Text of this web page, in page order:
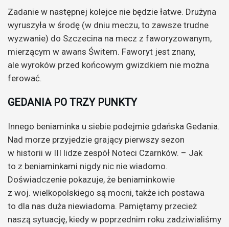
Zadanie w następnej kolejce nie będzie łatwe. Drużyna
wyruszyła w środę (w dniu meczu, to zawsze trudne
wyzwanie) do Szczecina na mecz z faworyzowanym,
mierzącym w awans Świtem. Faworyt jest znany,
ale wyroków przed końcowym gwizdkiem nie można
ferować.
GEDANIA PO TRZY PUNKTY
Innego beniaminka u siebie podejmie gdańska Gedania.
Nad morze przyjedzie grający pierwszy sezon
w historii w III lidze zespół Noteci Czarnków. – Jak
to z beniaminkami nigdy nic nie wiadomo.
Doświadczenie pokazuje, że beniaminkowie
z woj. wielkopolskiego są mocni, także ich postawa
to dla nas duża niewiadoma. Pamiętamy przecież
naszą sytuację, kiedy w poprzednim roku zadziwialiśmy